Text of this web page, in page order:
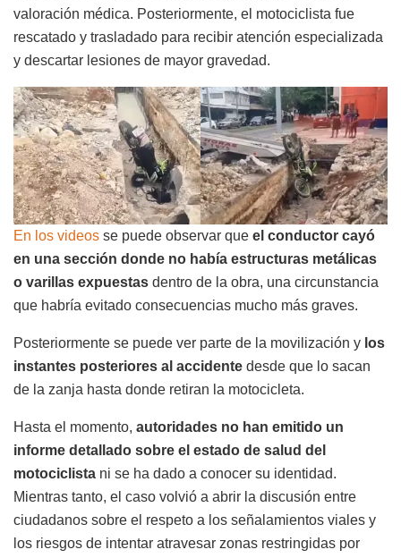
valoración médica. Posteriormente, el motociclista fue
rescatado y trasladado para recibir atención especializada
y descartar lesiones de mayor gravedad.
En los videos se puede observar que el conductor cayó
en una sección donde no había estructuras metálicas
o varillas expuestas dentro de la obra, una circunstancia
que habría evitado consecuencias mucho más graves.
Posteriormente se puede ver parte de la movilización y los
instantes posteriores al accidente desde que lo sacan
de la zanja hasta donde retiran la motocicleta.
Hasta el momento, autoridades no han emitido un
informe detallado sobre el estado de salud del
motociclista ni se ha dado a conocer su identidad.
Mientras tanto, el caso volvió a abrir la discusión entre
ciudadanos sobre el respeto a los señalamientos viales y
los riesgos de intentar atravesar zonas restringidas por